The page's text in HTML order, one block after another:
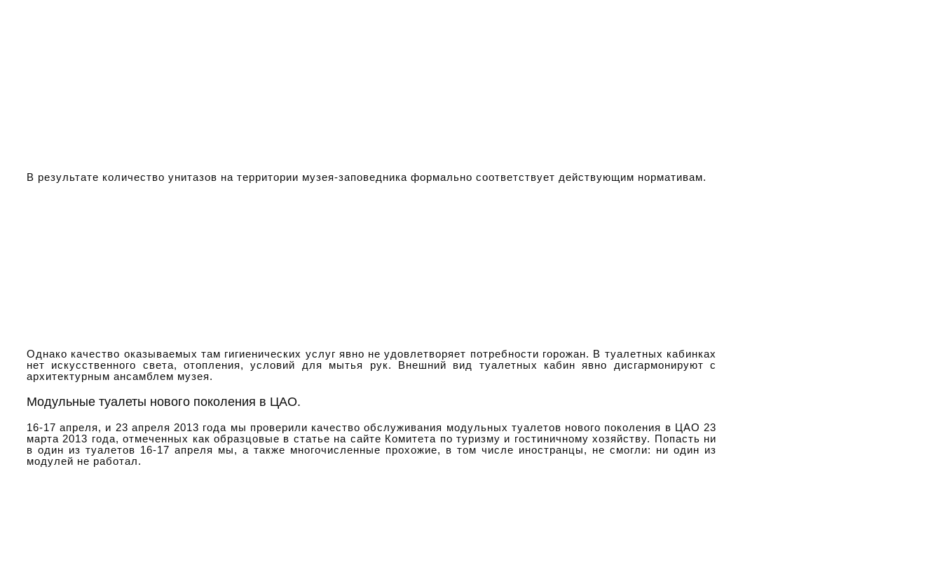
В результате количество унитазов на территории музея-заповедника формально соответствует действующим нормативам.
Однако качество оказываемых там гигиенических услуг явно не удовлетворяет потребности горожан. В туалетных кабинках
нет искусственного света, отопления, условий для мытья рук. Внешний вид туалетных кабин явно дисгармонируют с
архитектурным ансамблем музея.
Модульные туалеты нового поколения в ЦАО.
16-17 апреля, и 23 апреля 2013 года мы проверили качество обслуживания модульных туалетов нового поколения в ЦАО 23
марта 2013 года, отмеченных как образцовые в статье на сайте Комитета по туризму и гостиничному хозяйству. Попасть ни
в один из туалетов 16-17 апреля мы, а также многочисленные прохожие, в том числе иностранцы, не смогли: ни один из
модулей не работал.